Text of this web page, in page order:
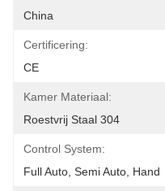
China
Certificering:
CE
Kamer Materiaal:
Roestvrij Staal 304
Control System:
Full Auto, Semi Auto, Hand